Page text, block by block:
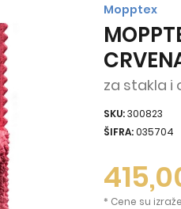
Mopptex
za stakla i
SKU:300823
ŠIFRA:035704
* Cene su